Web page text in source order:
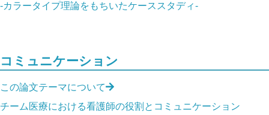
-カラータイプ理論をもちいたケーススタディ-
コミュニケーション
この論文テーマについて
チーム医療における看護師の役割とコミュニケーション